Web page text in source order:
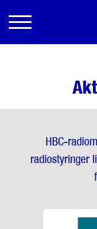
HBC-
radiostyringer